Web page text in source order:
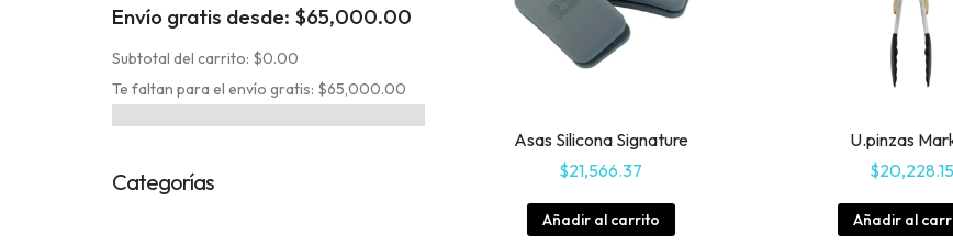
Asas Silicona Signature
$21,566.37
Añadir al carrito
U.pinzas
$20,228.15
Añadir al
Envío gratis desde: $65,000.00
Subtotal del carrito: $0.00
Te faltan para el envío gratis: $65,000.00
Categorías